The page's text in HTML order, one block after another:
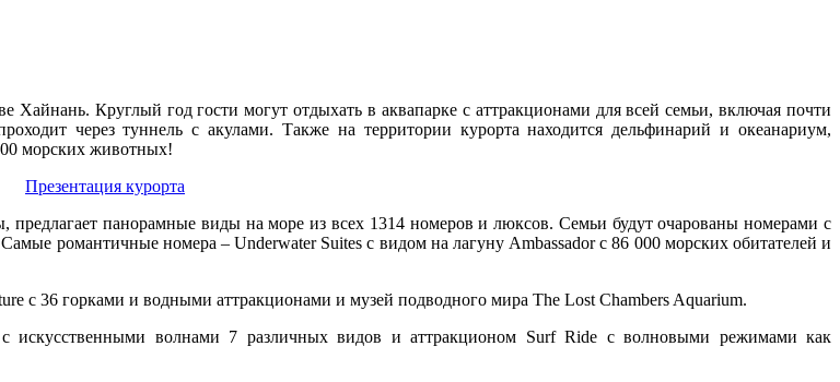
Круглый год гости могут отдыхать в аквапарке с аттракционами для всей семьи, включая почти
через туннель с акулами. Также на территории курорта находится дельфинарий и океанариум,
морских животных!
Презентация курорта
предлагает панорамные виды на море из всех 1314 номеров и люксов. Семьи будут очарованы номерами с
романтичные номера – Underwater Suites с видом на лагуну Ambassador с 86 000 морских обитателей и
с 36 горками и водными аттракционами и музей подводного мира The Lost Chambers Aquarium.
искусственными волнами 7 различных видов и аттракционом Surf Ride с волновыми режимами как